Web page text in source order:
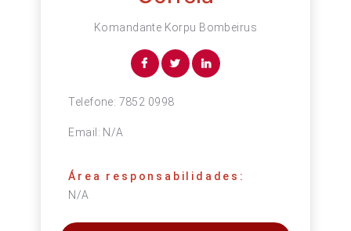
Komandante Korpu Bombeirus
Telefone: 7852 0998
Email: N/A
Área responsabilidades:
N/A